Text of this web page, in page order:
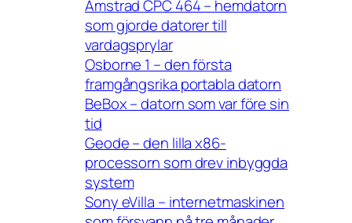
Amstrad CPC 464 – hemdatorn
som gjorde datorer till
vardagsprylar
Osborne 1 – den första
framgångsrika portabla datorn
BeBox – datorn som var före sin
tid
Geode – den lilla x86-
processorn som drev inbyggda
system
Sony eVilla – internetmaskinen